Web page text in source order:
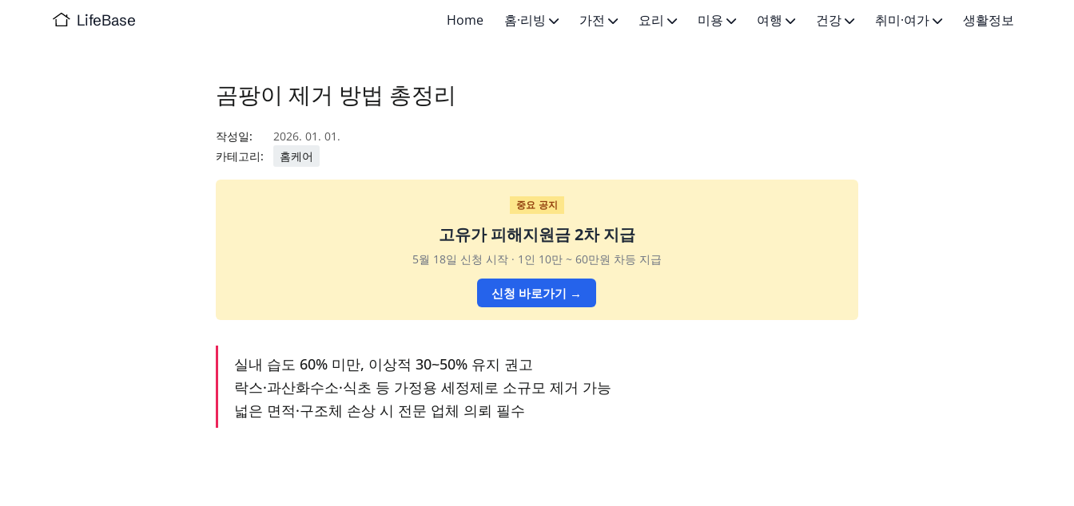
LifeBase Home 홈·리빙 가전 요리 미용 여행 건강 취미·여가 생활정보
곰팡이 제거 방법 총정리
작성일:
2026. 01. 01.
카테고리:
홈케어
중요 공지
고유가 피해지원금 2차 지급
5월 18일 신청 시작 · 1인 10만 ~ 60만원 차등 지급
신청 바로가기 →
실내 습도 60% 미만, 이상적 30~50% 유지 권고
락스·과산화수소·식초 등 가정용 세정제로 소규모 제거 가능
넓은 면적·구조체 손상 시 전문 업체 의뢰 필수